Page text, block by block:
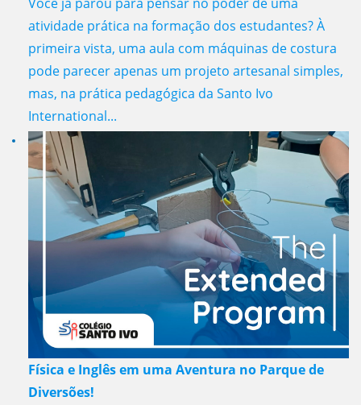
atividade prática na formação dos estudantes? À
primeira vista, uma aula com máquinas de costura
pode parecer apenas um projeto artesanal simples,
mas, na prática pedagógica da Santo Ivo
International...
Física e Inglês em uma Aventura no Parque de
Diversões!